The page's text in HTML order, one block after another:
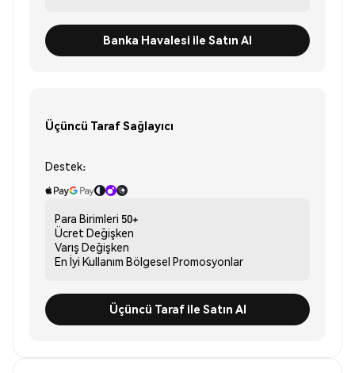
Banka Havalesi ile Satın Al
Üçüncü Taraf Sağlayıcı
Destek:
Para Birimleri 50+
Ücret Değişken
Varış Değişken
En İyi Kullanım Bölgesel Promosyonlar
Üçüncü Taraf ile Satın Al